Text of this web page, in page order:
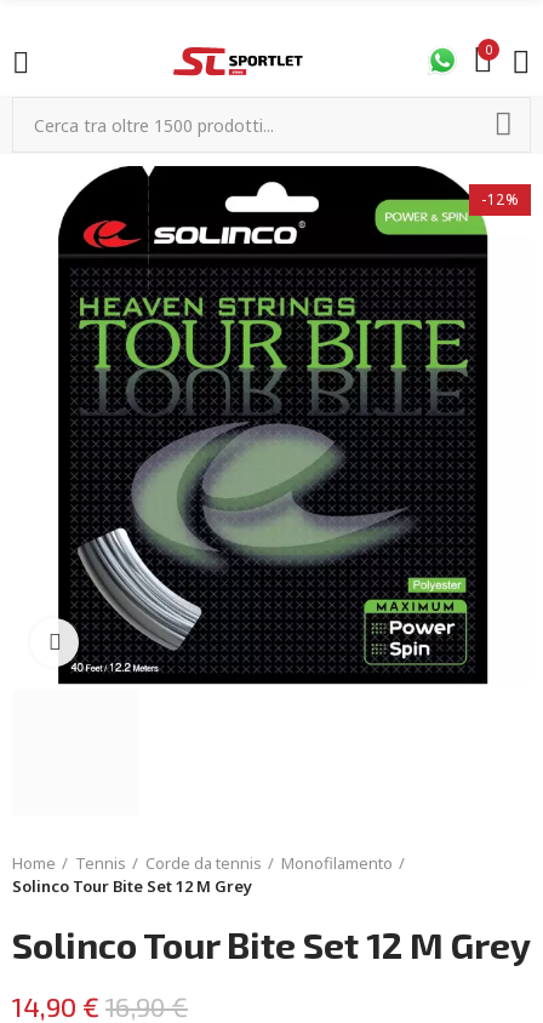
0
-12%
Click to enlarge
Home Tennis Corde da tennis
Monofilamento
Solinco Tour Bite Set 12 M Grey
Solinco Tour Bite Set 12 M Grey
14,90 € 16,90 €